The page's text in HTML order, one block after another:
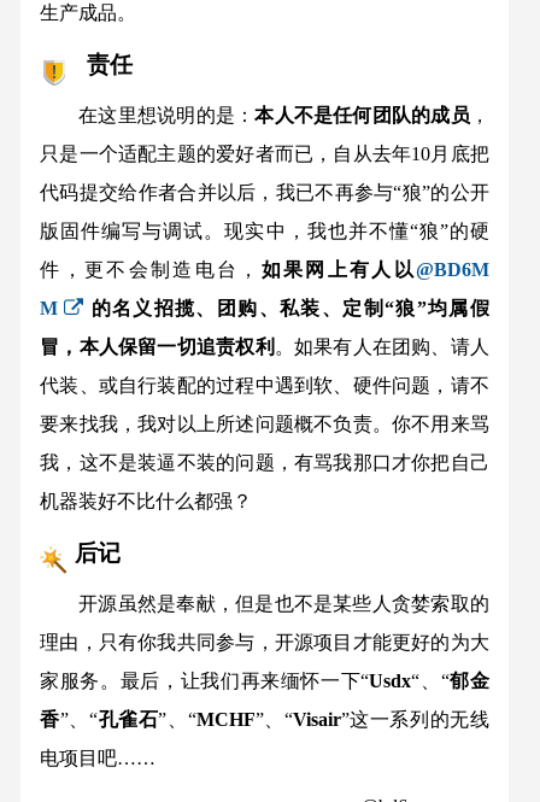
生产成品。
责任
在这里想说明的是：本人不是任何团队的成员 ，
只是一个适配主题的爱好者而已，自从去年10月底把
代码提交给作者合并以后，我已不再参与“狼”的公开
版固件编写与调试。现实中，我也并不懂“狼”的硬
件，更不会制造电台， 如果网上有人以@BD6M
M
的名义招揽、团购、私装、定制“狼”均属假
冒，本人保留一切追责权利 。如果有人在团购、请人
代装、或自行装配的过程中遇到软、硬件问题，请不
要来找我，我对以上所述问题概不负责。你不用来骂
我，这不是装逼不装的问题，有骂我那口才你把自己
机器装好不比什么都强？
后记
开源虽然是奉献，但是也不是某些人贪婪索取的
理由，只有你我共同参与，开源项目才能更好的为大
家服务。最后，让我们再来缅怀一下“Usdx“、“郁金
香”、“孔雀石”、“MCHF”、“Visair”这一系列的无线
电项目吧……